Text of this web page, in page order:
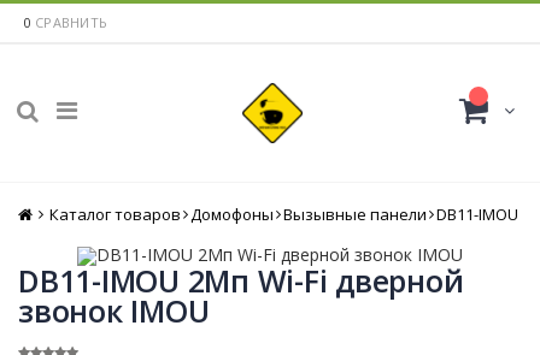
0 СРАВНИТЬ
Главная
Каталог товаров Домофоны Вызывные панели DB11-IMOU
DB11-IMOU 2Мп Wi-Fi дверной
звонок IMOU